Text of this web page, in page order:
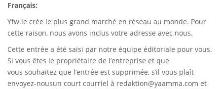
Français:
Yfw.ie crée le plus grand marché en réseau au monde. Pour
cette raison, nous avons inclus votre adresse avec nous.
Cette entrée a été saisi par notre équipe éditoriale pour vous.
Si vous êtes le propriétaire de l’entreprise et que
vous souhaitez que l’entrée est supprimée, s’il vous plaît
envoyez-nousun court courriel à redaktion@yaamma.com et